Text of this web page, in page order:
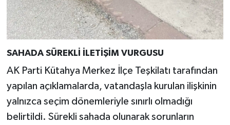
SAHADA SÜREKLİ İLETİŞİM VURGUSU
AK Parti Kütahya Merkez İlçe Teşkilatı tarafından
yapılan açıklamalarda, vatandaşla kurulan ilişkinin
yalnızca seçim dönemleriyle sınırlı olmadığı
belirtildi. Sürekli sahada olunarak sorunların